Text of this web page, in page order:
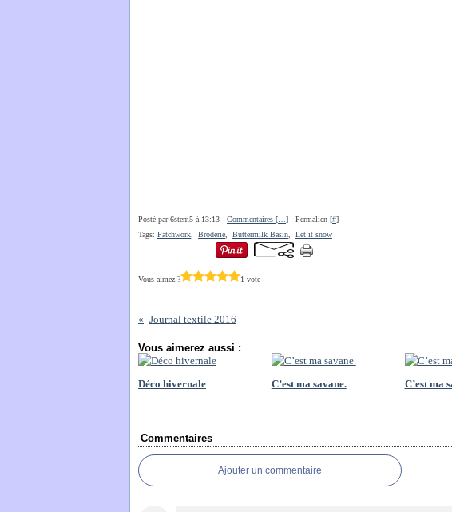
Posté par 6stem5 à 13:13 - Commentaires [ ] - Permalien [#]
Tags: Patchwork Broderie Buttermilk Basin Let it snow
Vous aimez ? 1 vote
Journal textile 2016
Vous aimerez aussi :
Déco hivernale C’est ma savane.
C’est ma
Commentaires
Ajouter un commentaire